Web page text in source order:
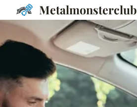
Metalmonsterclub